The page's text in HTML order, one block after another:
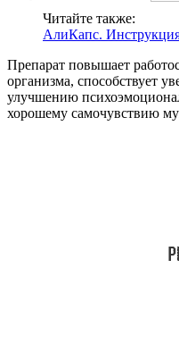
Читайте также:
АлиКапс.
Препарат повышает
организма, способствует
улучшению
хорошему самочувствию